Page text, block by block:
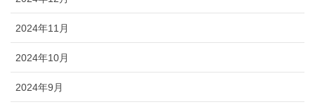
2024年11月
2024年10月
2024年9月